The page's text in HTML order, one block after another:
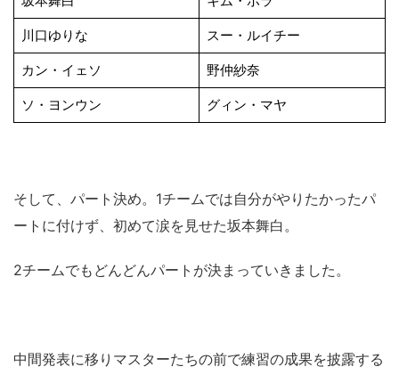
川口ゆりな スー・ルイチー
カン・イェソ 野仲紗奈
ソ・ヨンウン グィン・マヤ
そして、パート決め。1チームでは自分がやりたかったパ
ートに付けず、初めて涙を見せた坂本舞白。
2チームでもどんどんパートが決まっていきました。
中間発表に移りマスターたちの前で練習の成果を披露する